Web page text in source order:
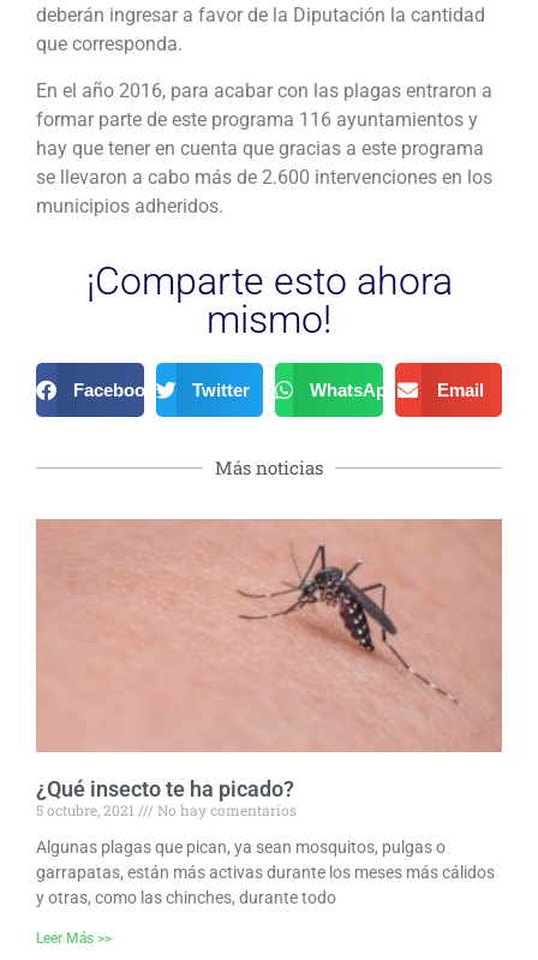
deberán ingresar a favor de la Diputación la cantidad
que corresponda.
En el año 2016, para acabar con las plagas entraron a
formar parte de este programa 116 ayuntamientos y
hay que tener en cuenta que gracias a este programa
se llevaron a cabo más de 2.600 intervenciones en los
municipios adheridos.
¡Comparte esto ahora
mismo!
Facebook Twitter WhatsApp Email
Más noticias
¿Qué insecto te ha picado?
5 octubre, 2021
No hay comentarios
Algunas plagas que pican, ya sean mosquitos, pulgas o
garrapatas, están más activas durante los meses más cálidos
y otras, como las chinches, durante todo
Leer Más >>